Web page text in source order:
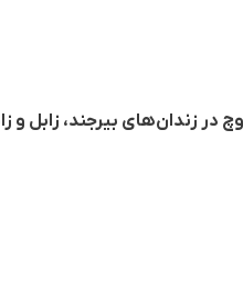
در زندان‌های بیرجند، زابل و